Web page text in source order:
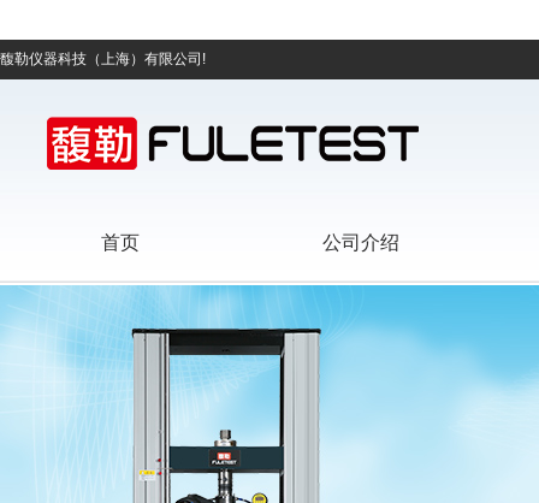
馥勒仪器科技（上海）有限公司!
首页 公司介绍